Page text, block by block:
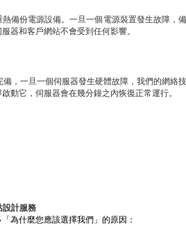
備份電源設備。一旦一個電源裝置發生故障
器和客戶網站不會受到任何影響。
，一旦一個伺服器發生硬體故障，我們的網
動它，伺服器會在幾分鐘之內恢復正常運行。
設計服務
為什麼您應該選擇我們」的原因：